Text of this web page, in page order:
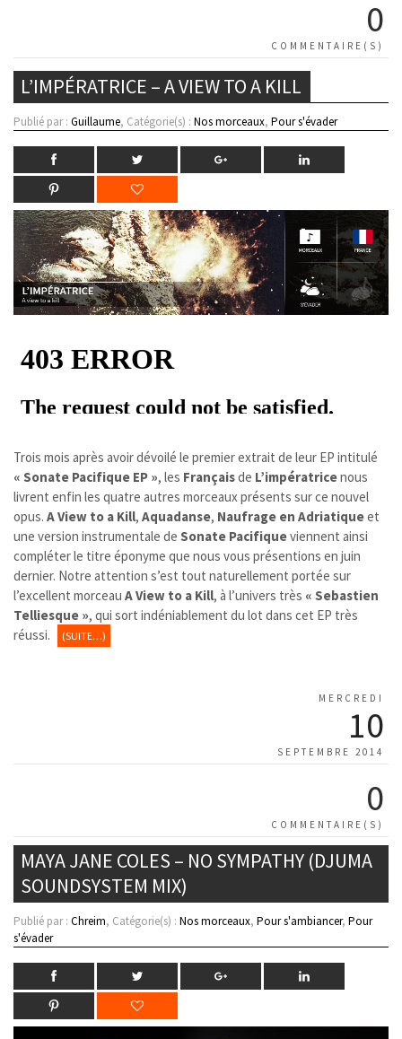
0
COMMENTAIRE(S)
L’IMPÉRATRICE – A VIEW TO A KILL
Publié par : Guillaume, Catégorie(s) : Nos morceaux, Pour s'évader
Trois mois après avoir dévoilé le premier extrait de leur EP intitulé
« Sonate Pacifique EP », les Françaisde L’impératricenous
livrent enfin les quatre autres morceaux présents sur ce nouvel
opus. A View to a Kill, Aquadanse, Naufrage en Adriatiqueet
une version instrumentale de Sonate Pacifiqueviennent ainsi
compléter le titre éponyme que nous vous présentions en juin
dernier. Notre attention s’est tout naturellement portée sur
l’excellent morceau A View to a Kill, à l’univers très « Sebastien
Telliesque », qui sort indéniablement du lot dans cet EP très
réussi.
(SUITE…)
MERCREDI
10
SEPTEMBRE 2014
0
COMMENTAIRE(S)
MAYA JANE COLES – NO SYMPATHY (DJUMA
SOUNDSYSTEM MIX)
Publié par : Chreim, Catégorie(s) : Nos morceaux, Pour s'ambiancer, Pour
s'évader